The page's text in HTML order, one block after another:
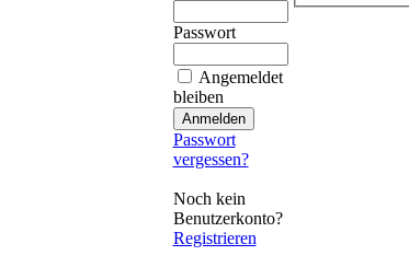
Passwort
Angemeldet
bleiben
Passwort
vergessen?
Noch kein
Benutzerkonto?
Registrieren